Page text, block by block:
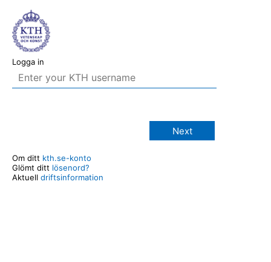
Logga in
Next
Om ditt kth.se-konto
Glömt ditt lösenord?
Aktuell driftsinformation